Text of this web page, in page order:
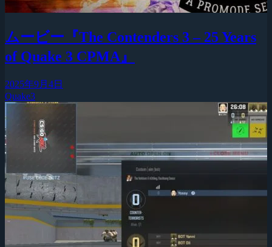
ムービー『The Contenders 3 – 25 Years
of Quake 3 CPMA』
2025年9月4日
Quake3